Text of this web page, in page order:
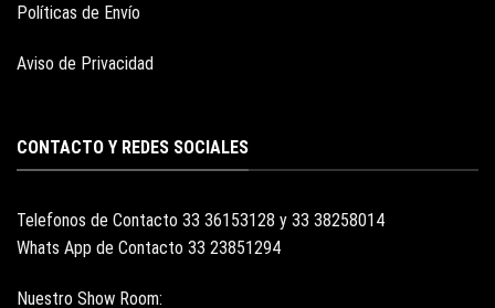
Políticas de Envío
Aviso de Privacidad
CONTACTO Y REDES SOCIALES
Telefonos de Contacto 33 36153128 y 33 38258014
Whats App de Contacto 33 23851294
Nuestro Show Room: